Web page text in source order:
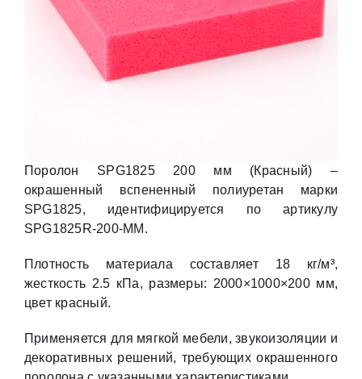
Поролон SPG1825 200 мм (Красный) –
окрашенный вспененный полиуретан марки
SPG1825, идентифицируется по артикулу
SPG1825R-200-MM.
Плотность материала составляет 18 кг/м³,
жесткость 2.5 кПа, размеры: 2000×1000×200 мм,
цвет красный.
Применяется для мягкой мебели, звукоизоляции и
декоративных решений, требующих окрашенного